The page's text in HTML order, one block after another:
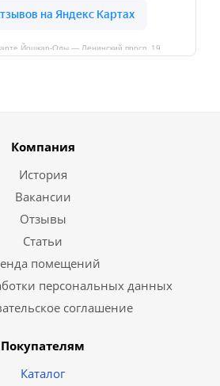
Йошкар‑Олы — Ленинский просп.,19
Компания
История
Вакансии
Отзывы
Статьи
помещений
персональных данных
соглашение
Покупателям
Каталог